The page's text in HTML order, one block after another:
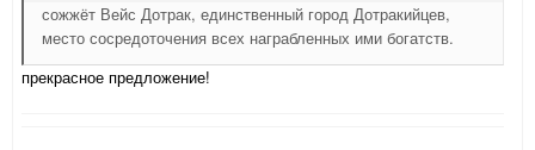
сожжёт Вейс Дотрак, единственный город Дотракийцев,
место сосредоточения всех награбленных ими богатств.
прекрасное предложение!